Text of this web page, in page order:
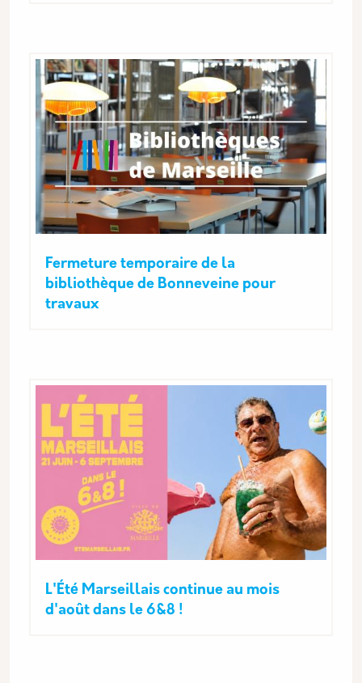
Fermeture temporaire de la
bibliothèque de Bonneveine pour
travaux
L'Été Marseillais continue au mois
d'août dans le 6&8 !